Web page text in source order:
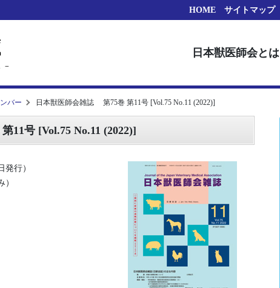
HOME サイトマップ
日本獣医師会とは
バー 日本獣医師会雑誌 第75巻 第11号 [Vol.75 No.11 (2022)]
11号 [Vol.75 No.11 (2022)]
発行）